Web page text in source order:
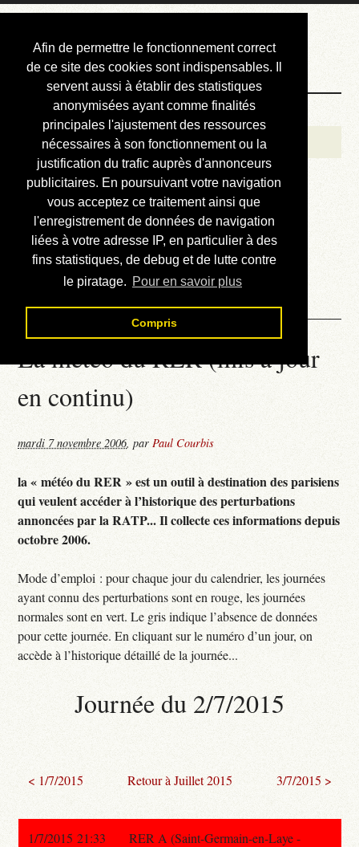
Afin de permettre le fonctionnement correct
de ce site des cookies sont indispensables. Il
servent aussi à établir des statistiques
anonymisées ayant comme finalités
principales l'ajustement des ressources
nécessaires à son fonctionnement ou la
justification du trafic auprès d'annonceurs
publicitaires. En poursuivant votre navigation
vous acceptez ce traitement ainsi que
l'enregistrement de données de navigation
liées à votre adresse IP, en particulier à des
fins statistiques, de debug et de lutte contre
le piratage. Pour en savoir plus
Compris
Courbis, « LE »
Blog Officiel
Bienvenue
Réalisations
Divers (et d’été)
Annonces
Liens externes
Téléchargement
Contact
La météo du RER (mis à jour
en continu)
mardi 7 novembre 2006,parPaul Courbis
la « météo du RER » est un outil à destination des parisiens
qui veulent accéder à l’historique des perturbations
annoncées par la RATP... Il collecte ces informations depuis
octobre 2006.
Mode d’emploi : pour chaque jour du calendrier, les journées
ayant connu des perturbations sont en rouge, les journées
normales sont en vert. Le gris indique l’absence de données
pour cette journée. En cliquant sur le numéro d’un jour, on
accède à l’historique détaillé de la journée...
Journée du 2/7/2015
< 1/7/2015 Retour à Juillet 2015 3/7/2015 >
1/7/2015 21:33
RER A (Saint-Germain-en-Laye -